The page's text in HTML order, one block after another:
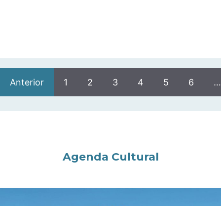
Anterior 1 2 3 4 5 6 …
Agenda Cultural